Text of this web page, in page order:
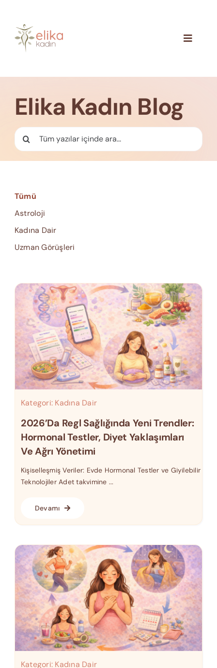
content
Toggle
İletişim
Elika Kadın Blog
Ara:
Tümü
Astroloji
Kadına Dair
Uzman Görüşleri
Kategori: Kadına Dair
2026’da Regl Sağlığında Yeni Trendler:
Hormonal Testler, Diyet Yaklaşımları
Ve Ağrı Yönetimi
Kişiselleşmiş Veriler: Evde Hormonal Testler ve Giyilebilir
Teknolojiler Adet takvimine ...
Devamı
Kategori: Kadına Dair